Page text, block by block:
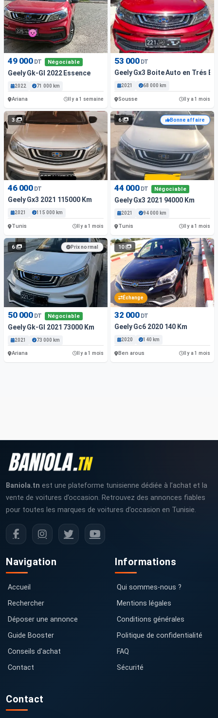
49 000 DT Négociable
Geely Gk-Gl 2022 Essence
2022 71 000 km
Ariana Il y a 1 semaine
53 000 DT
Geely Gx3 Boite Auto en Trés
2021 68 000 km
Sousse Il y a 1 mois
3
46 000 DT
Geely Gx3 2021 115000 Km
2021 115 000 km
Tunis Il y a 1 mois
6 Bonne affaire
44 000 DT Négociable
Geely Gx3 2021 94000 Km
2021 94 000 km
Tunis Il y a 1 mois
6 Prix normal
50 000 DT Négociable
Geely Gk-Gl 2021 73000 Km
2021 73 000 km
Ariana Il y a 1 mois
10
Échange
32 000 DT
Geely Gc6 2020 140 Km
2020 140 km
Ben arous Il y a 1 mois
Baniola.tn est une plateforme tunisienne dédiée à l’achat et la
vente de voitures d’occasion. Retrouvez des annonces fiables
pour toutes les marques de voitures d’occasion en Tunisie.
Navigation
Accueil
Rechercher
Déposer une annonce
Guide Booster
Conseils d'achat
Contact
Informations
Qui sommes-nous ?
Mentions légales
Conditions générales
Politique de confidentialité
FAQ
Sécurité
Contact